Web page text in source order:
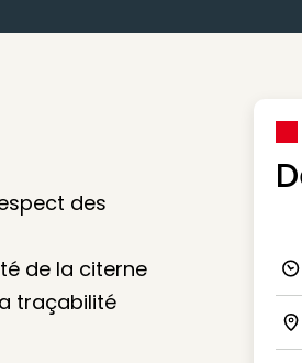
des
de la citerne
traçabilité